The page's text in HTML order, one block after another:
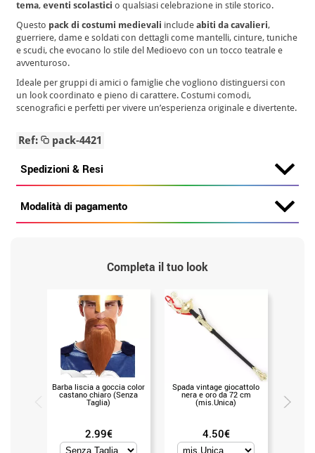
tema,eventi scolastici o qualsiasi celebrazione in stile storico.
Questo pack di costumi medievali includeabiti da cavalieri,
guerriere, dame e soldati con dettagli come mantelli, cinture, tuniche
e scudi, che evocano lo stile del Medioevo con un tocco teatrale e
avventuroso.
Ideale per gruppi di amici o famiglie che vogliono distinguersi con
un look coordinato e pieno di carattere. Costumi comodi,
scenografici e perfetti per vivere un’esperienza originale e divertente.
Ref: pack-4421
Spedizioni & Resi
Modalità di pagamento
Completa il tuo look
Barba liscia a goccia color
castano chiaro (Senza
Taglia)
2.99€
Spada vintage giocattolo
nera e oro da 72 cm
(mis.Unica)
4.50€